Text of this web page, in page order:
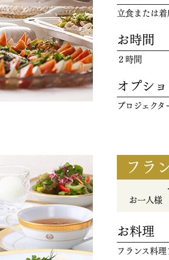
立食または着
お時間
２時間
オプショ
プロジェクタ
フラ
お一人様
お料理
フランス料理